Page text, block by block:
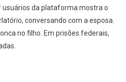
usuários da plataforma mostra o
conversando com a esposa.
no filho. Em prisões federais,